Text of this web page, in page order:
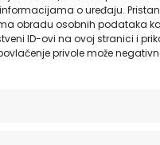
o uređaju.
obradu osobnih podataka
ID-ovi na ovoj stranici i
privole može